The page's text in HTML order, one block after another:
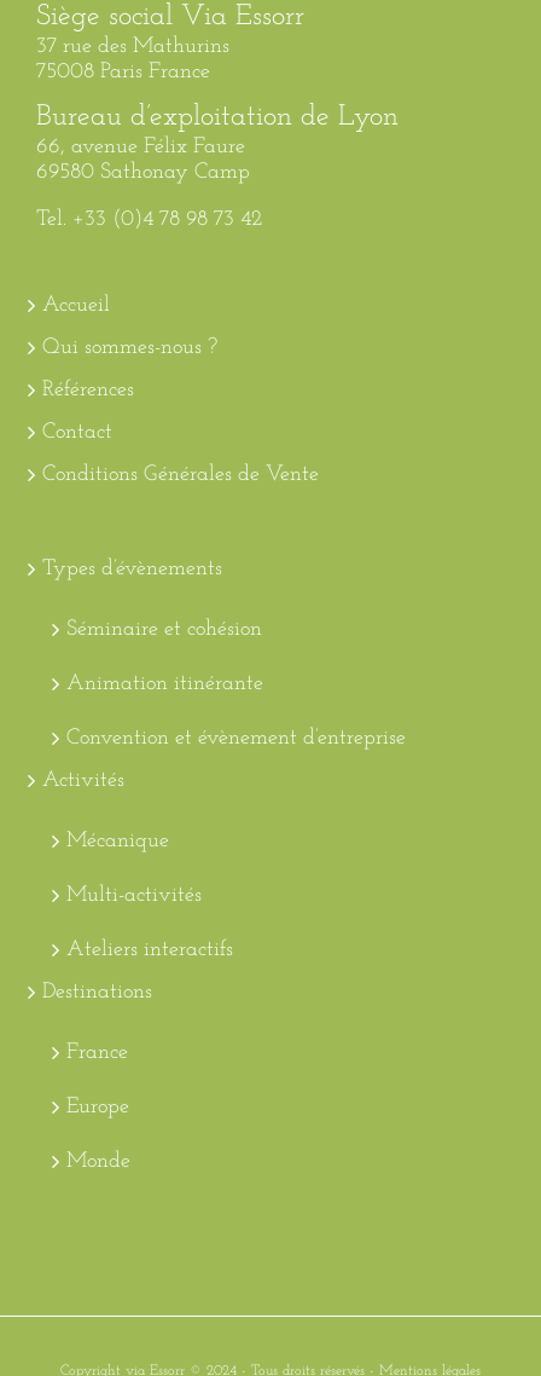
Siège social Via Essorr
37 rue des Mathurins
75008 Paris France
Bureau d’exploitation de Lyon
66, avenue Félix Faure
69580 Sathonay Camp
Tel. +33 (0)4 78 98 73 42
Accueil
Qui sommes-nous ?
Références
Contact
Conditions Générales de Vente
Types d’évènements
Séminaire et cohésion
Animation itinérante
Convention et évènement d’entreprise
Activités
Mécanique
Multi-activités
Ateliers interactifs
Destinations
France
Europe
Monde
Copyright via Essorr © 2024 - Tous droits réservés - Mentions légales